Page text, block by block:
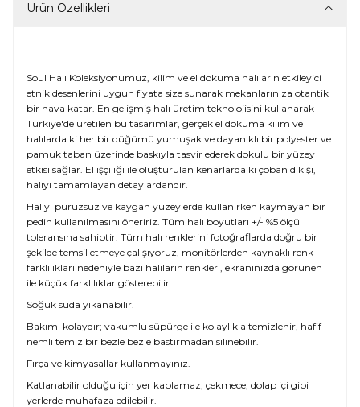
Ürün Özellikleri
Soul Halı Koleksiyonumuz, kilim ve el dokuma halıların etkileyici
etnik desenlerini uygun fiyata size sunarak mekanlarınıza otantik
bir hava katar. En gelişmiş halı üretim teknolojisini kullanarak
Türkiye'de üretilen bu tasarımlar, gerçek el dokuma kilim ve
halılarda ki her bir düğümü yumuşak ve dayanıklı bir polyester ve
pamuk taban üzerinde baskıyla tasvir ederek dokulu bir yüzey
etkisi sağlar. El işçiliği ile oluşturulan kenarlarda ki çoban dikişi,
halıyı tamamlayan detaylardandır.
Halıyı pürüzsüz ve kaygan yüzeylerde kullanırken kaymayan bir
pedin kullanılmasını öneririz. Tüm halı boyutları +/- %5 ölçü
toleransına sahiptir. Tüm halı renklerini fotoğraflarda doğru bir
şekilde temsil etmeye çalışıyoruz, monitörlerden kaynaklı renk
farklılıkları nedeniyle bazı halıların renkleri, ekranınızda görünen
ile küçük farklılıklar gösterebilir.
Soğuk suda yıkanabilir.
Bakımı kolaydır; vakumlu süpürge ile kolaylıkla temizlenir, hafif
nemli temiz bir bezle bezle bastırmadan silinebilir.
Fırça ve kimyasallar kullanmayınız.
Katlanabilir olduğu için yer kaplamaz; çekmece, dolap içi gibi
yerlerde muhafaza edilebilir.